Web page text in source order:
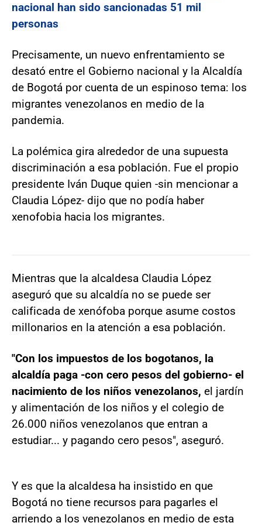
nacional han sido sancionadas 51 mil
personas
Precisamente, un nuevo enfrentamiento se
desató entre el Gobierno nacional y la Alcaldía
de Bogotá por cuenta de un espinoso tema: los
migrantes venezolanos en medio de la
pandemia.
La polémica gira alrededor de una supuesta
discriminación a esa población. Fue el propio
presidente Iván Duque quien -sin mencionar a
Claudia López- dijo que no podía haber
xenofobia hacia los migrantes.
Mientras que la alcaldesa Claudia López
aseguró que su alcaldía no se puede ser
calificada de xenófoba porque asume costos
millonarios en la atención a esa población.
"Con los impuestos de los bogotanos, la
alcaldía paga -con cero pesos del gobierno- el
nacimiento de los niños venezolanos, el jardín
y alimentación de los niños y el colegio de
26.000 niños venezolanos que entran a
estudiar... y pagando cero pesos", aseguró.
Y es que la alcaldesa ha insistido en que
Bogotá no tiene recursos para pagarles el
arriendo a los venezolanos en medio de esta